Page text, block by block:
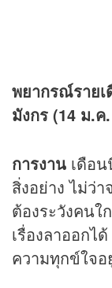
พยากรณ์ราย
มังกร (14 ม.
การงาน เดือ
สิ่งอย่าง ไม่ว่
ต้องระวังคน
เรื่องลาออกไ
ความทุกข์ใจอ